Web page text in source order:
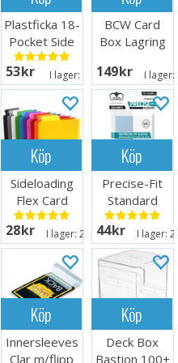
Plastficka 18-
Pocket Side
Load Vit x10
53 SEK I lager:
BCW Card
Box Lagring
149 SEK I lager:
Köp
Sideloading
Flex Card
Dividers - 10
st
28 SEK I lager:20+
Köp
Precise-Fit
Standard
Clear x100
64x89
44 SEK I lager:
Köp
Innersleeves
Clar m/flipp
Köp
Deck Box
Bastion 100+